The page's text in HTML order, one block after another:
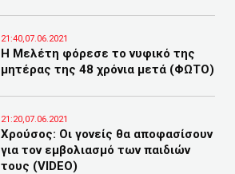
21:40,07.06.2021
H Μελέτη φόρεσε το νυφικό της
μητέρας της 48 χρόνια μετά (ΦΩΤΟ)
21:20,07.06.2021
Χρούσος: Οι γονείς θα αποφασίσουν
για τον εμβολιασμό των παιδιών
τους (VIDEO)